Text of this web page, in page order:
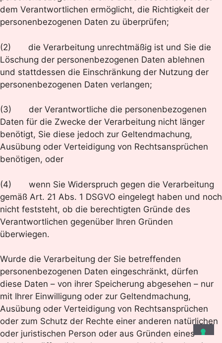
dem Verantwortlichen ermöglicht, die Richtigkeit der
personenbezogenen Daten zu überprüfen;
(2) die Verarbeitung unrechtmäßig ist und Sie die
Löschung der personenbezogenen Daten ablehnen
und stattdessen die Einschränkung der Nutzung der
personenbezogenen Daten verlangen;
(3) der Verantwortliche die personenbezogenen
Daten für die Zwecke der Verarbeitung nicht länger
benötigt, Sie diese jedoch zur Geltendmachung,
Ausübung oder Verteidigung von Rechtsansprüchen
benötigen, oder
(4) wenn Sie Widerspruch gegen die Verarbeitung
gemäß Art. 21 Abs. 1 DSGVO eingelegt haben und noch
nicht feststeht, ob die berechtigten Gründe des
Verantwortlichen gegenüber Ihren Gründen
überwiegen.
Wurde die Verarbeitung der Sie betreffenden
personenbezogenen Daten eingeschränkt, dürfen
diese Daten – von ihrer Speicherung abgesehen – nur
mit Ihrer Einwilligung oder zur Geltendmachung,
Ausübung oder Verteidigung von Rechtsansprüchen
oder zum Schutz der Rechte einer anderen natürlichen
oder juristischen Person oder aus Gründen eines